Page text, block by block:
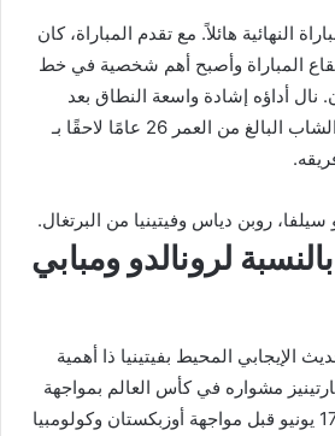
النهائية هائلاً. مع تقدم المباراة، كان
المباراة وأصبح أهم شخصية في خط
أداؤه إشادة واسعة النطاق بعد
من العمر 26 عامًا لاحقًا بـ
سيلفا، روبن دياس وفيتينيا من البرتغال.
لرونالدو ومبابي
الإيجابي المحيط بفيتينيا ذا أهمية
مشواره في كأس العالم بمواجهة
الكونغو الديمقراطية في 17 يونيو قبل مواجهة أوزبكستان وكولومبيا